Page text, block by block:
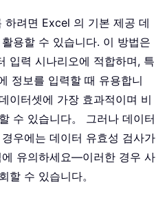
하려면 Excel 의 기본 제공 데
용할 수 있습니다. 이 방법은
입력 시나리오에 적합하며, 특
정보를 입력할 때 유용합니
이터셋에 가장 효과적이며 비
수 있습니다。 그러나 데이터
우에는 데이터 유효성 검사가
유의하세요—이러한 경우 사
할 수 있습니다。